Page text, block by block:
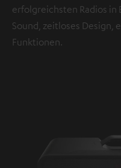
erfolgreichsten Radios in
Sound, zeitloses Design,
Funktionen.